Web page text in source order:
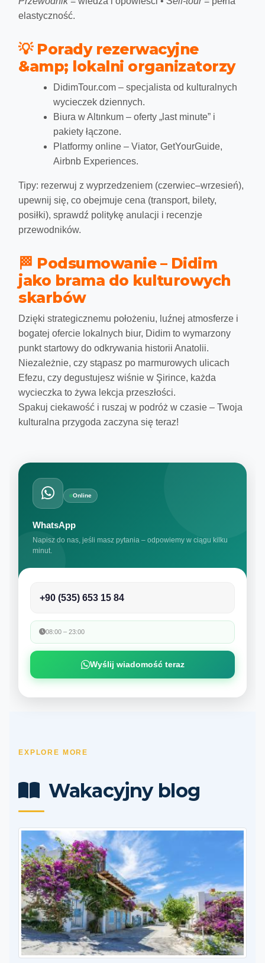
elastyczność.
💡 Porady rezerwacyjne
&amp; lokalni organizatorzy
DidimTour.com – specjalista od kulturalnych
wycieczek dziennych.
Biura w Altınkum – oferty „last minute” i
pakiety łączone.
Platformy online – Viator, GetYourGuide,
Airbnb Experiences.
Tipy: rezerwuj z wyprzedzeniem (czerwiec–wrzesień),
upewnij się, co obejmuje cena (transport, bilety,
posiłki), sprawdź politykę anulacji i recenzje
przewodników.
🏁 Podsumowanie – Didim
jako brama do kulturowych
skarbów
Dzięki strategicznemu położeniu, luźnej atmosferze i
bogatej ofercie lokalnych biur, Didim to wymarzony
punkt startowy do odkrywania historii Anatolii.
Niezależnie, czy stąpasz po marmurowych ulicach
Efezu, czy degustujesz wiśnie w Şirince, każda
wycieczka to żywa lekcja przeszłości.
Spakuj ciekawość i ruszaj w podróż w czasie – Twoja
kulturalna przygoda zaczyna się teraz!
Online
WhatsApp
Napisz do nas, jeśli masz pytania – odpowiemy w ciągu kilku
minut.
+90 (535) 653 15 84
08:00 – 23:00
Wyślij wiadomość teraz
EXPLORE MORE
Wakacyjny blog